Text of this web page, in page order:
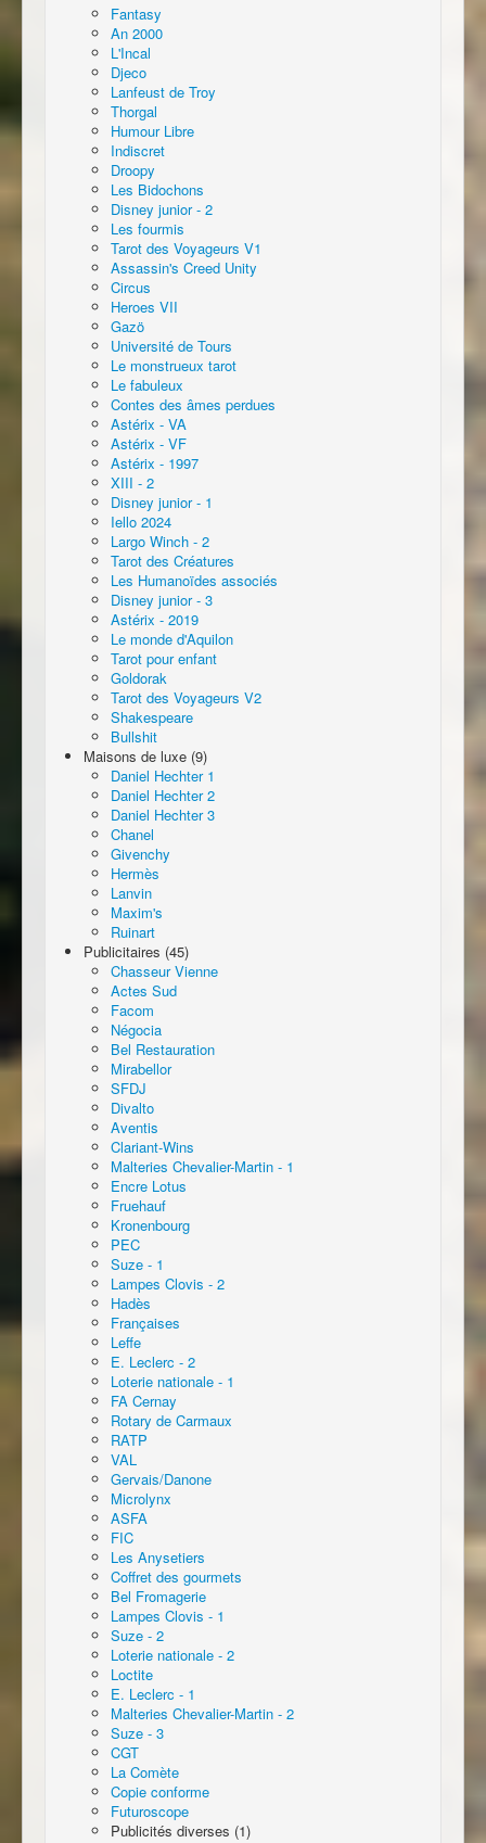
Fantasy
An 2000
L'Incal
Djeco
Lanfeust de Troy
Thorgal
Humour Libre
Indiscret
Droopy
Les Bidochons
Disney junior - 2
Les fourmis
Tarot des Voyageurs V1
Assassin's Creed Unity
Circus
Heroes VII
Gazö
Université de Tours
Le monstrueux tarot
Le fabuleux
Contes des âmes perdues
Astérix - VA
Astérix - VF
Astérix - 1997
XIII - 2
Disney junior - 1
Iello 2024
Largo Winch - 2
Tarot des Créatures
Les Humanoïdes associés
Disney junior - 3
Astérix - 2019
Le monde d'Aquilon
Tarot pour enfant
Goldorak
Tarot des Voyageurs V2
Shakespeare
Bullshit
Maisons de luxe (9)
Daniel Hechter 1
Daniel Hechter 2
Daniel Hechter 3
Chanel
Givenchy
Hermès
Lanvin
Maxim's
Ruinart
Publicitaires (45)
Chasseur Vienne
Actes Sud
Facom
Négocia
Bel Restauration
Mirabellor
SFDJ
Divalto
Aventis
Clariant-Wins
Malteries Chevalier-Martin - 1
Encre Lotus
Fruehauf
Kronenbourg
PEC
Suze - 1
Lampes Clovis - 2
Hadès
Françaises
Leffe
E. Leclerc - 2
Loterie nationale - 1
FA Cernay
Rotary de Carmaux
RATP
VAL
Gervais/Danone
Microlynx
ASFA
FIC
Les Anysetiers
Coffret des gourmets
Bel Fromagerie
Lampes Clovis - 1
Suze - 2
Loterie nationale - 2
Loctite
E. Leclerc - 1
Malteries Chevalier-Martin - 2
Suze - 3
CGT
La Comète
Copie conforme
Futuroscope
Publicités diverses (1)